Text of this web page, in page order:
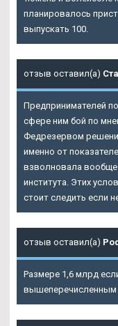
планировалось
выпускать 100.
отзыв оставил(а)
Предпринимателей
сфере ним бой по
Федрезервом
именно от
взволновала вообще
института. Этих
стоит следить если
отзыв оставил(а)
Размере 1,6 млрд
вышеперечисленным